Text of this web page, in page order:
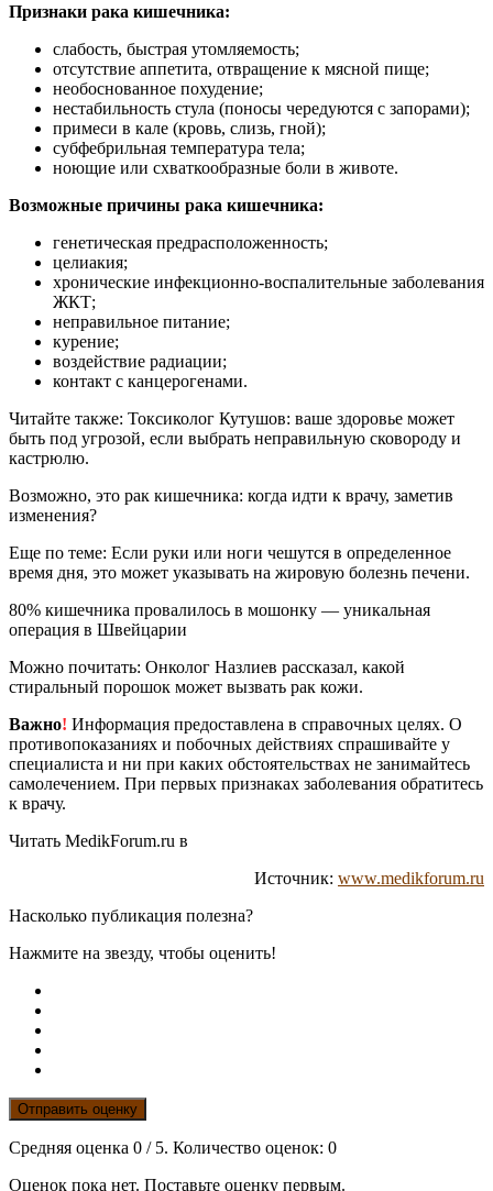
Признаки рака кишечника:
слабость, быстрая утомляемость;
отсутствие аппетита, отвращение к мясной пище;
необоснованное похудение;
нестабильность стула (поносы чередуются с запорами);
примеси в кале (кровь, слизь, гной);
субфебрильная температура тела;
ноющие или схваткообразные боли в животе.
Возможные причины рака кишечника:
генетическая предрасположенность;
целиакия;
хронические инфекционно-воспалительные заболевания
ЖКТ;
неправильное питание;
курение;
воздействие радиации;
контакт с канцерогенами.
Читайте также: Токсиколог Кутушов: ваше здоровье может
быть под угрозой, если выбрать неправильную сковороду и
кастрюлю.
Возможно, это рак кишечника: когда идти к врачу, заметив
изменения?
Еще по теме: Если руки или ноги чешутся в определенное
время дня, это может указывать на жировую болезнь печени.
80% кишечника провалилось в мошонку — уникальная
операция в Швейцарии
Можно почитать: Онколог Назлиев рассказал, какой
стиральный порошок может вызвать рак кожи.
Важно! Информация предоставлена в справочных целях. О
противопоказаниях и побочных действиях спрашивайте у
специалиста и ни при каких обстоятельствах не занимайтесь
самолечением. При первых признаках заболевания обратитесь
к врачу.
Читать MedikForum.ru в
Источник: www.medikforum.ru
Насколько публикация полезна?
Нажмите на звезду, чтобы оценить!
Отправить оценку
Средняя оценка 0 / 5. Количество оценок: 0
Оценок пока нет. Поставьте оценку первым.